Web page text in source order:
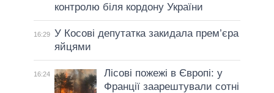
контролю біля кордону України
16:29 У Косові депутатка закидала прем’єра
яйцями
16:24
Лісові пожежі в Європі: у
Франції заарештували сотні